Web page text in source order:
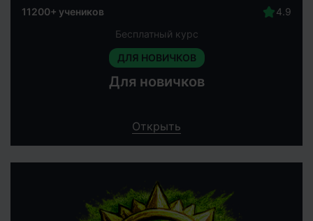
11200+ учеников
Бесплатный курс
ДЛЯ НОВИЧКОВ
Для новичков
Открыть